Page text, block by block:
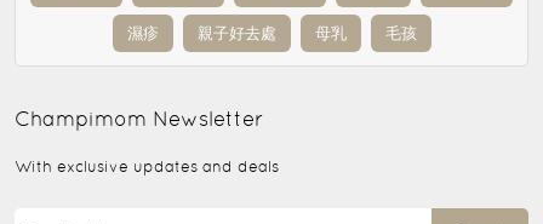
濕疹 親子好去處 母乳 毛孩
Champimom Newsletter
With exclusive updates and deals